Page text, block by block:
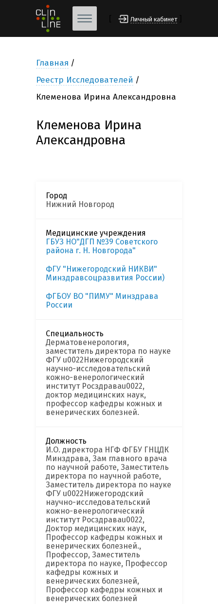
Личный кабинет
Главная
Реестр Исследователей
Клеменова Ирина Александровна
Клеменова Ирина
Александровна
Город
Нижний Новгород
Медицинские учреждения
ГБУЗ НО"ДГП №39 Советского
района г. Н. Новгорода"
ФГУ "Нижегородский НИКВИ"
Минздравсоцразвития России)
ФГБОУ ВО "ПИМУ" Минздрава
России
Специальность
Дерматовенерология,
заместитель директора по науке
ФГУ u0022Нижегородский
научно-исследовательский
кожно-венерологический
институт Росздраваu0022,
доктор медицинских наук,
профессор кафедры кожных и
венерических болезней.
Должность
И.О. директора НГФ ФГБУ ГНЦДК
Минздрава, Зам главного врача
по научной работе, Заместитель
директора по научной работе,
Заместитель директора по науке
ФГУ u0022Нижегородский
научно-исследовательский
кожно-венерологический
институт Росздраваu0022,
Доктор медицинских наук,
Профессор кафедры кожных и
венерических болезней.,
Профессор, Заместитель
директора по науке, Профессор
кафедры кожных и
венерических болезней,
Профессор кафедры кожных и
венерических болезней